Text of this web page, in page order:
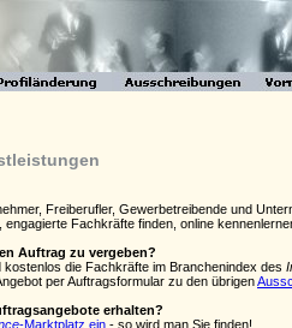
Freiberufler, Gewerbetreibende und
engagierte Fachkräfte finden, online
Auftrag zu vergeben?
kostenlos die Fachkräfte im Branchenindex des
per Auftragsformular zu den übrigen
erhalten?
-Marktplatz ein - so wird man Sie finden!